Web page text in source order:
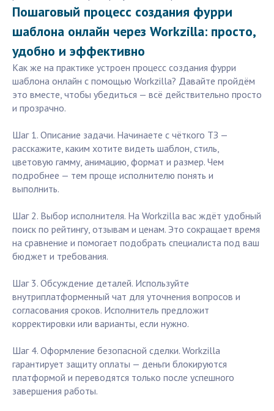
Пошаговый процесс создания фурри
шаблона онлайн через Workzilla: просто,
удобно и эффективно
Как же на практике устроен процесс создания фурри
шаблона онлайн с помощью Workzilla? Давайте пройдём
это вместе, чтобы убедиться — всё действительно просто
и прозрачно.
Шаг 1. Описание задачи. Начинаете с чёткого ТЗ —
расскажите, каким хотите видеть шаблон, стиль,
цветовую гамму, анимацию, формат и размер. Чем
подробнее — тем проще исполнителю понять и
выполнить.
Шаг 2. Выбор исполнителя. На Workzilla вас ждёт удобный
поиск по рейтингу, отзывам и ценам. Это сокращает время
на сравнение и помогает подобрать специалиста под ваш
бюджет и требования.
Шаг 3. Обсуждение деталей. Используйте
внутриплатформенный чат для уточнения вопросов и
согласования сроков. Исполнитель предложит
корректировки или варианты, если нужно.
Шаг 4. Оформление безопасной сделки. Workzilla
гарантирует защиту оплаты — деньги блокируются
платформой и переводятся только после успешного
завершения работы.